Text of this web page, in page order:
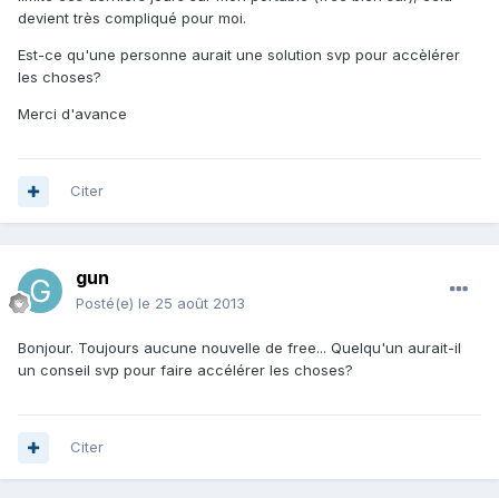
devient très compliqué pour moi.
Est-ce qu'une personne aurait une solution svp pour accèlérer
les choses?
Merci d'avance
Citer
gun
Posté(e) le 25 août 2013
Bonjour. Toujours aucune nouvelle de free... Quelqu'un aurait-il
un conseil svp pour faire accélérer les choses?
Citer